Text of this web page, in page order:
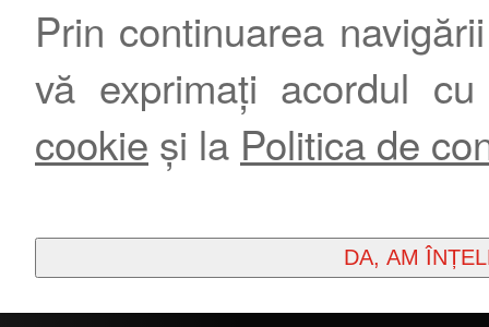
Prin continuarea
vă exprimați acordul
cookie și la Politica de